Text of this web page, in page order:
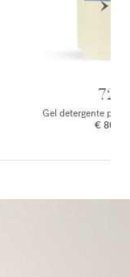
724
Gel detergente per
€ 80,00